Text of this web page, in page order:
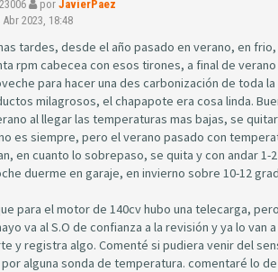
por JavierPaez
Abr 2023, 18:48
tardes, desde el año pasado en verano, en
rpm cabecea con esos tirones, a final de
para hacer una des carbonización de toda
milagrosos, el chapapote era cosa linda.
al llegar las temperaturas mas bajas, se
es siempre, pero el verano pasado con
en cuanto lo sobrepaso, se quita y con andar
duerme en garaje, en invierno sobre 10-12
para el motor de 140cv hubo una telecarga,
va al S.O de confianza a la revisión y ya lo
y registra algo. Comenté si pudiera venir del
alguna sonda de temperatura. comentaré lo